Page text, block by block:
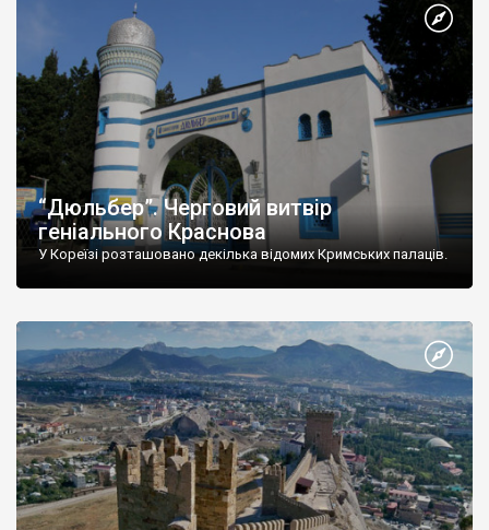
“Дюльбер”. Черговий витвір
геніального Краснова
У Кореїзі розташовано декілька відомих Кримських палаців.